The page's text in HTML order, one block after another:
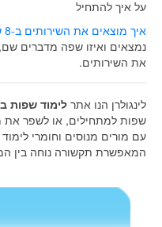
על איך להתחיל
איך מוצאים את השירותים ב-8 שפות שונות?
נמצאים ואיזו שפה מדברים
את השירותים.
לינגולרן הנו אתרלימוד שפות
שפות למתחילים, או לשפר את
עם מורים מנוסים וחומרי
המאפשרת תקשורה נוחה בין